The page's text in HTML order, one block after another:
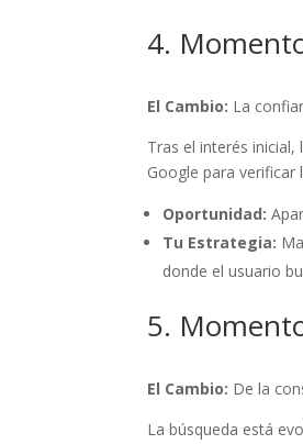
4.
El Cambio: La
Tras el interés
Google para
Oportunidad:
Tu Estrategia:
donde el usuario
5.
El Cambio: De la
La búsqueda está